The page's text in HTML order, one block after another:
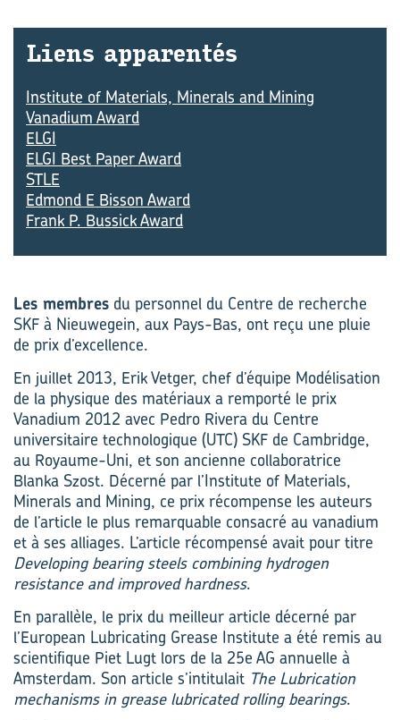
Liens ap­pa­ren­tés
Institute of Materials, Minerals and Mining
Vanadium Award
ELGI
ELGI Best Paper Award
STLE
Edmond E Bisson Award
Frank P. Bussick Award
Les membres du personnel du Centre de recherche
SKF à Nieuwegein, aux Pays-Bas, ont reçu une pluie
de prix d’excellence.
En juillet 2013, Erik Vetger, chef d’équipe Modélisation
de la physique des matériaux a remporté le prix
Vanadium 2012 avec Pedro Rivera du Centre
universitaire technologique (UTC) SKF de Cambridge,
au Royaume-Uni, et son ancienne collaboratrice
Blanka Szost. Décerné par l’Institute of Materials,
Minerals and Mining, ce prix récompense les auteurs
de l’article le plus remarquable consacré au vanadium
et à ses alliages. L’article récompensé avait pour titre
Developing bearing steels combining hydrogen
resistance and improved hardness.
En parallèle, le prix du meilleur article décerné par
l’European Lubricating Grease Institute a été remis au
scientifique Piet Lugt lors de la 25e AG annuelle à
Amsterdam. Son article s’intitulait The Lubrication
mechanisms in grease lubricated rolling bearings.